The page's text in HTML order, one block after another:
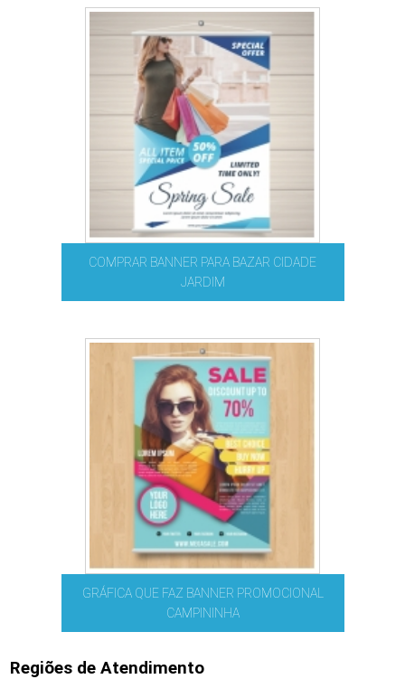
COMPRAR BANNER PARA BAZAR CIDADE
JARDIM
GRÁFICA QUE FAZ BANNER PROMOCIONAL
CAMPININHA
Regiões de Atendimento